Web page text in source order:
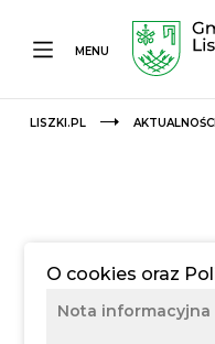
MENU
LISZKI.PL AKTUALNOŚCI
O cookies oraz
Nota informacyjna